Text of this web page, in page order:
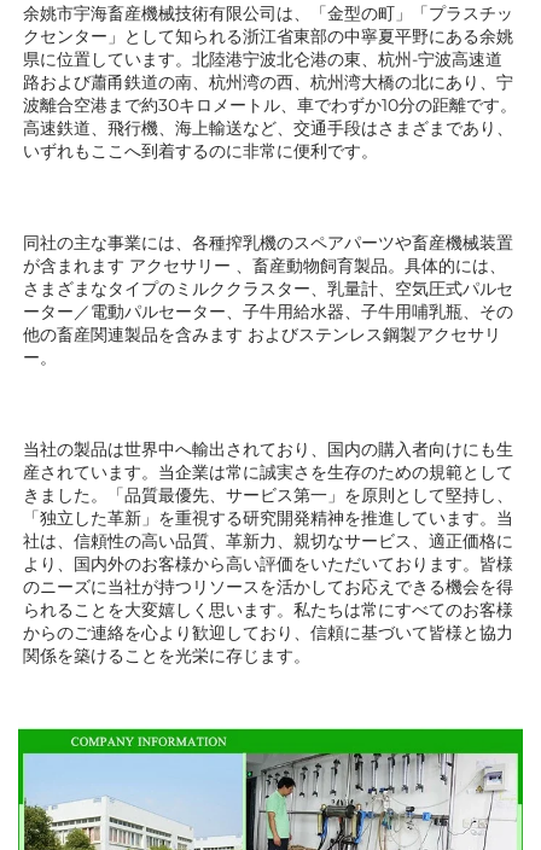
余姚市宇海畜産機械技術有限公司は、「金型の町」「プラスチッ
クセンター」として知られる浙江省東部の中寧夏平野にある余姚
県に位置しています。北陸港宁波北仑港の東、杭州-宁波高速道
路および蕭甬鉄道の南、杭州湾の西、杭州湾大橋の北にあり、宁
波離合空港まで約30キロメートル、車でわずか10分の距離です。
高速鉄道、飛行機、海上輸送など、交通手段はさまざまであり、
いずれもここへ到着するのに非常に便利です。
同社の主な事業には、各種搾乳機のスペアパーツや畜産機械装置
が含まれます アクセサリー 、畜産動物飼育製品。具体的には、
さまざまなタイプのミルククラスター、乳量計、空気圧式パルセ
ーター／電動パルセーター、子牛用給水器、子牛用哺乳瓶、その
他の畜産関連製品を含みます およびステンレス鋼製アクセサリ
ー。
当社の製品は世界中へ輸出されており、国内の購入者向けにも生
産されています。当企業は常に誠実さを生存のための規範として
きました。「品質最優先、サービス第一」を原則として堅持し、
「独立した革新」を重視する研究開発精神を推進しています。当
社は、信頼性の高い品質、革新力、親切なサービス、適正価格に
より、国内外のお客様から高い評価をいただいております。皆様
のニーズに当社が持つリソースを活かしてお応えできる機会を得
られることを大変嬉しく思います。私たちは常にすべてのお客様
からのご連絡を心より歓迎しており、信頼に基づいて皆様と協力
関係を築けることを光栄に存じます。